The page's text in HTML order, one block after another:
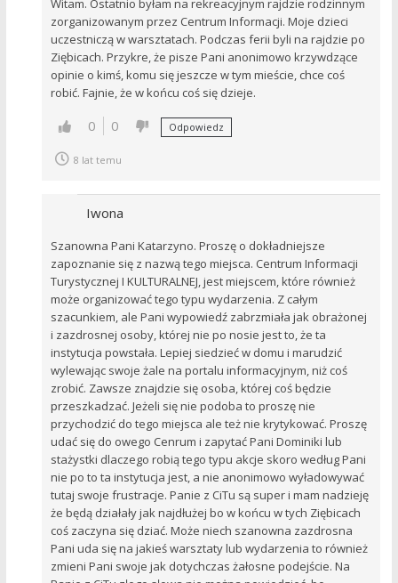
Witam. Ostatnio byłam na rekreacyjnym rajdzie rodzinnym
zorganizowanym przez Centrum Informacji. Moje dzieci
uczestniczą w warsztatach. Podczas ferii byli na rajdzie po
Ziębicach. Przykre, że pisze Pani anonimowo krzywdzące
opinie o kimś, komu się jeszcze w tym mieście, chce coś
robić. Fajnie, że w końcu coś się dzieje.
0 0 Odpowiedz
8 lat temu
Iwona
Szanowna Pani Katarzyno. Proszę o dokładniejsze
zapoznanie się z nazwą tego miejsca. Centrum Informacji
Turystycznej I KULTURALNEJ, jest miejscem, które również
może organizować tego typu wydarzenia. Z całym
szacunkiem, ale Pani wypowiedź zabrzmiała jak obrażonej
i zazdrosnej osoby, której nie po nosie jest to, że ta
instytucja powstała. Lepiej siedzieć w domu i marudzić
wylewając swoje żale na portalu informacyjnym, niż coś
zrobić. Zawsze znajdzie się osoba, której coś będzie
przeszkadzać. Jeżeli się nie podoba to proszę nie
przychodzić do tego miejsca ale też nie krytykować. Proszę
udać się do owego Cenrum i zapytać Pani Dominiki lub
stażystki dlaczego robią tego typu akcje skoro według Pani
nie po to ta instytucja jest, a nie anonimowo wyładowywać
tutaj swoje frustracje. Panie z CiTu są super i mam nadzieję
że będą działały jak najdłużej bo w końcu w tych Ziębicach
coś zaczyna się dziać. Może niech szanowna zazdrosna
Pani uda się na jakieś warsztaty lub wydarzenia to również
zmieni Pani swoje jak dotychczas żałosne podejście. Na